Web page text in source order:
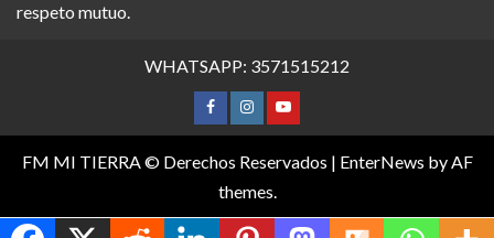
respeto mutuo.
WHATSAPP: 3571515212
FM MI TIERRA © Derechos Reservados | EnterNews by AF
themes.